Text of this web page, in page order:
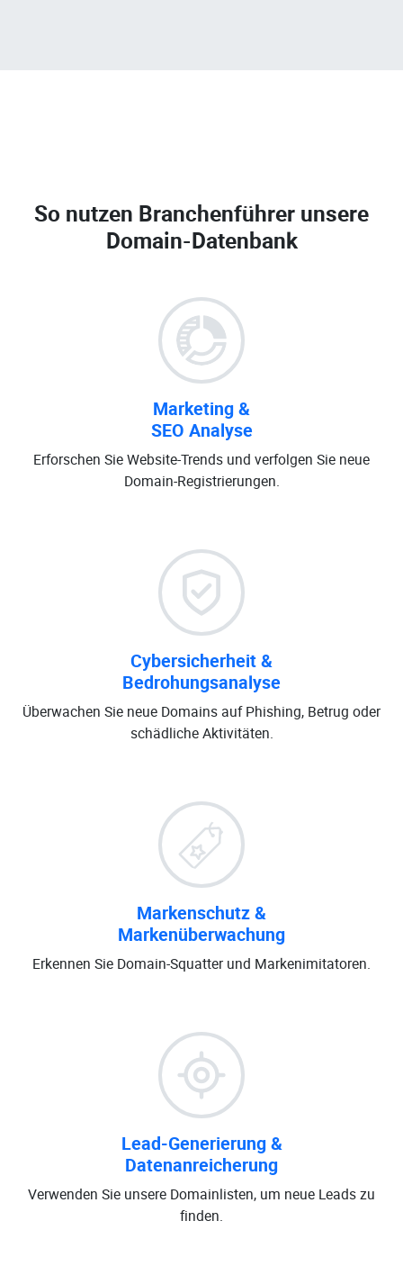
So nutzen Branchenführer unsere
Domain-Datenbank
Marketing &
SEO Analyse
Erforschen Sie Website-Trends und verfolgen Sie neue
Domain-Registrierungen.
Cybersicherheit &
Bedrohungsanalyse
Überwachen Sie neue Domains auf Phishing, Betrug oder
schädliche Aktivitäten.
Markenschutz &
Markenüberwachung
Erkennen Sie Domain-Squatter und Markenimitatoren.
Lead-Generierung &
Datenanreicherung
Verwenden Sie unsere Domainlisten, um neue Leads zu
finden.